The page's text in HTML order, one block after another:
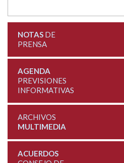
NOTASDE
PRENSA
AGENDA
PREVISIONES
INFORMATIVAS
ARCHIVOS
MULTIMEDIA
ACUERDOS